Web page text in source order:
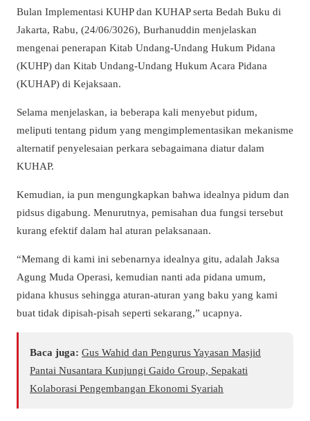
Bulan Implementasi KUHP dan KUHAP serta Bedah Buku di
Jakarta, Rabu, (24/06/3026), Burhanuddin menjelaskan
mengenai penerapan Kitab Undang-Undang Hukum Pidana
(KUHP) dan Kitab Undang-Undang Hukum Acara Pidana
(KUHAP) di Kejaksaan.
Selama menjelaskan, ia beberapa kali menyebut pidum,
meliputi tentang pidum yang mengimplementasikan mekanisme
alternatif penyelesaian perkara sebagaimana diatur dalam
KUHAP.
Kemudian, ia pun mengungkapkan bahwa idealnya pidum dan
pidsus digabung. Menurutnya, pemisahan dua fungsi tersebut
kurang efektif dalam hal aturan pelaksanaan.
“Memang di kami ini sebenarnya idealnya gitu, adalah Jaksa
Agung Muda Operasi, kemudian nanti ada pidana umum,
pidana khusus sehingga aturan-aturan yang baku yang kami
buat tidak dipisah-pisah seperti sekarang,” ucapnya.
Baca juga: Gus Wahid dan Pengurus Yayasan Masjid
Pantai Nusantara Kunjungi Gaido Group, Sepakati
Kolaborasi Pengembangan Ekonomi Syariah